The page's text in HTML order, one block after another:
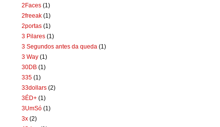
2Faces (1)
2freeak (1)
2portas (1)
3 Pilares (1)
3 Segundos antes da queda (1)
3 Way (1)
30DB (1)
335 (1)
33dollars (2)
3ÉD+ (1)
3UmSó (1)
3x (2)